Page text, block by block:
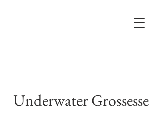
Underwater Grossesse